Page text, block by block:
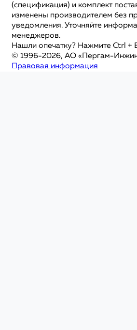
(спецификация) и комплект
изменены производителем без
уведомления. Уточняйте
менеджеров.
Нашли опечатку? Нажмите Ctrl +
© 1996-2026, АО «Пергам-
Правовая информация